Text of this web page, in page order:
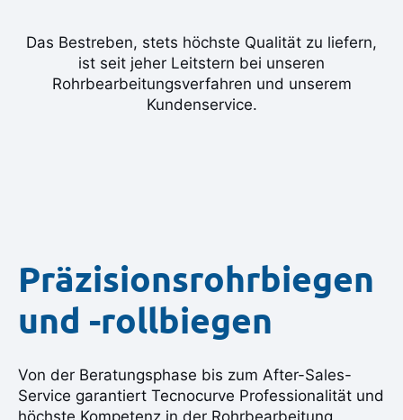
Das Bestreben, stets höchste Qualität zu liefern,
ist seit jeher Leitstern bei unseren
Rohrbearbeitungsverfahren und unserem
Kundenservice.
Präzisionsrohrbiegen
und -rollbiegen
Von der Beratungsphase bis zum After-Sales-
Service garantiert Tecnocurve Professionalität und
höchste Kompetenz in der Rohrbearbeitung.